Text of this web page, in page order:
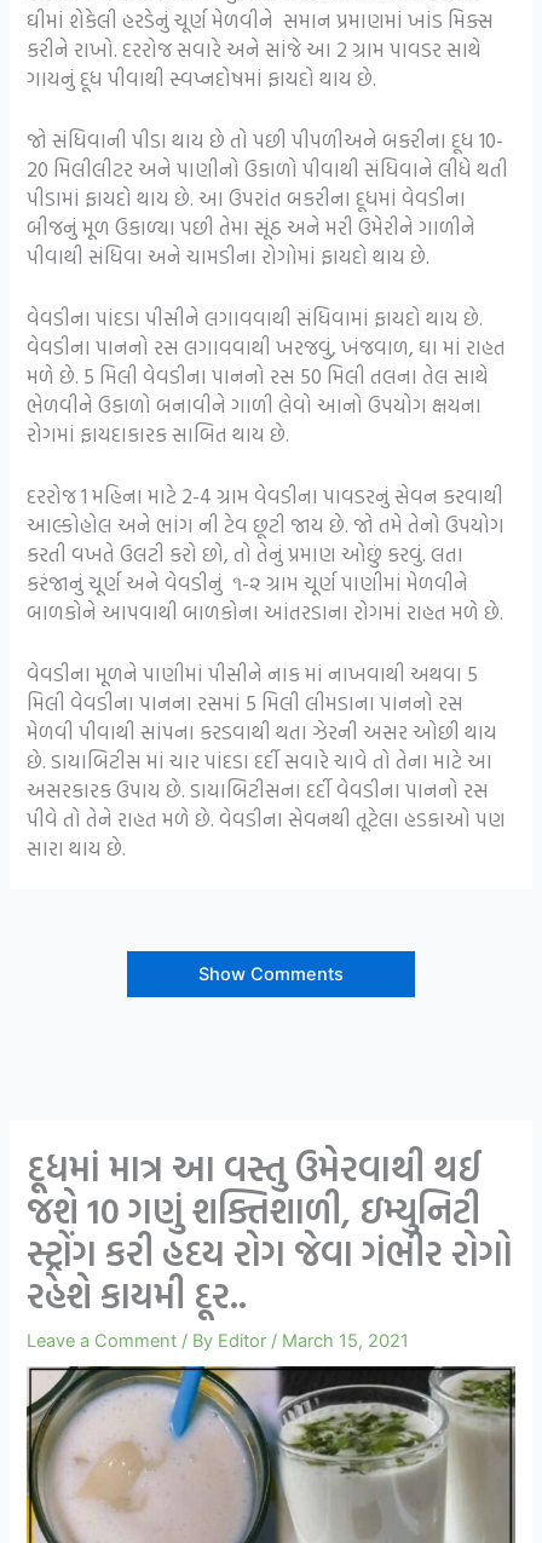
ઘીમાં શેકેલી હરડેનું ચૂર્ણ મેળવીને સમાન પ્રમાણમાં ખાંડ મિક્સ
કરીને રાખો. દરરોજ સવારે અને સાંજે આ 2 ગ્રામ પાવડર સાથે
ગાયનું દૂધ પીવાથી સ્વપ્નદોષમાં ફાયદો થાય છે.
જો સંધિવાની પીડા થાય છે તો પછી પીપળીઅને બકરીના દૂધ 10-
20 મિલીલીટર અને પાણીનો ઉકાળો પીવાથી સંધિવાને લીધે થતી
પીડામાં ફાયદો થાય છે. આ ઉપરાંત બકરીના દૂધમાં વેવડીના
બીજનું મૂળ ઉકાળ્યા પછી તેમા સૂંઠ અને મરી ઉમેરીને ગાળીને
પીવાથી સંધિવા અને ચામડીના રોગોમાં ફાયદો થાય છે.
વેવડીના પાંદડા પીસીને લગાવવાથી સંધિવામાં ફાયદો થાય છે.
વેવડીના પાનનો રસ લગાવવાથી ખરજવું, ખંજવાળ, ઘા માં રાહત
મળે છે. 5 મિલી વેવડીના પાનનો રસ 50 મિલી તલના તેલ સાથે
ભેળવીને ઉકાળો બનાવીને ગાળી લેવો આનો ઉપયોગ ક્ષયના
રોગમાં ફાયદાકારક સાબિત થાય છે.
દરરોજ 1 મહિના માટે 2-4 ગ્રામ વેવડીના પાવડરનું સેવન કરવાથી
આલ્કોહોલ અને ભાંગ ની ટેવ છૂટી જાય છે. જો તમે તેનો ઉપયોગ
કરતી વખતે ઉલટી કરો છો, તો તેનું પ્રમાણ ઓછું કરવું. લતા
કરંજાનું ચૂર્ણ અને વેવડીનું ૧-૨ ગ્રામ ચૂર્ણ પાણીમાં મેળવીને
બાળકોને આપવાથી બાળકોના આંતરડાના રોગમાં રાહત મળે છે.
વેવડીના મૂળને પાણીમાં પીસીને નાક માં નાખવાથી અથવા 5
મિલી વેવડીના પાનના રસમાં 5 મિલી લીમડાના પાનનો રસ
મેળવી પીવાથી સાંપના કરડવાથી થતા ઝેરની અસર ઓછી થાય
છે. ડાયાબિટીસ માં ચાર પાંદડા દર્દી સવારે ચાવે તો તેના માટે આ
અસરકારક ઉપાય છે. ડાયાબિટીસના દર્દી વેવડીના પાનનો રસ
પીવે તો તેને રાહત મળે છે. વેવડીના સેવનથી તૂટેલા હડકાઓ પણ
સારા થાય છે.
Show Comments
દૂધમાં માત્ર આ વસ્તુ ઉમેરવાથી થઈ
જશે 10 ગણું શક્તિશાળી, ઇમ્યુનિટી
સ્ટ્રોંગ કરી હદય રોગ જેવા ગંભીર રોગો
રહેશે કાયમી દૂર..
Leave a Comment / By Editor / March 15, 2021